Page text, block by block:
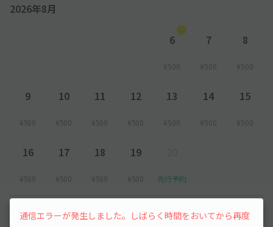
2026年8月
6
¥500
7
¥500
8
¥500
9
¥500
10
¥500
11
¥500
12
¥500
13
¥500
14
¥500
15
¥500
16
¥500
17
¥500
18
¥500
19
¥500 先行予約
以降の空き状況は毎日24:00に更新されます。
通信エラーが発生しました。しばらく時間をおいてから再度